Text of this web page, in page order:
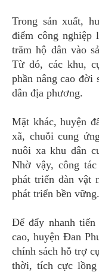
Trong sản xuất,
điểm công nghiệp
trăm hộ dân vào
Từ đó, các khu,
phần nâng cao đời
dân địa phương.
Mặt khác, huyện
xã, chuỗi cung
nuôi xa khu dân
Nhờ vậy, công
phát triển đàn vật
phát triển bền
Để đẩy nhanh
cao, huyện Đan
chính sách hỗ trợ
thời, tích cực lồng